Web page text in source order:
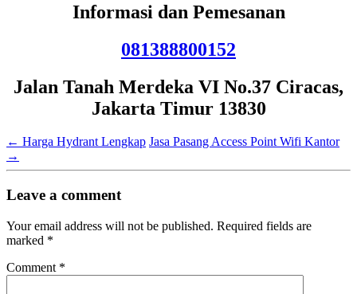
Informasi dan Pemesanan
081388800152
Jalan Tanah Merdeka VI No.37 Ciracas,
Jakarta Timur 13830
← Harga Hydrant Lengkap Jasa Pasang Access Point Wifi Kantor
→
Leave a comment
Your email address will not be published. Required fields are
marked *
Comment *